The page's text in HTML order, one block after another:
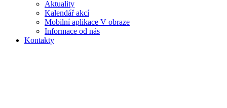
Aktuality
Kalendář akcí
Mobilní aplikace V obraze
Informace od nás
Kontakty